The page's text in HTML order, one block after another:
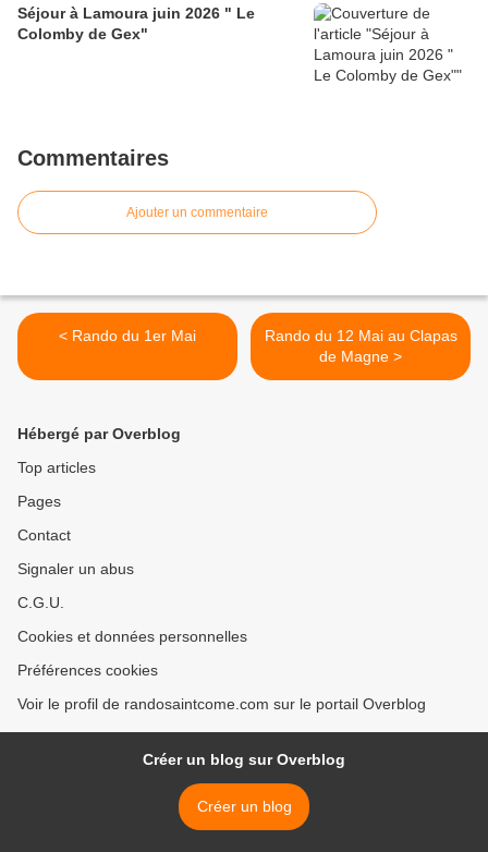
Séjour à Lamoura juin 2026 " Le
Colomby de Gex"
Commentaires
Ajouter un commentaire
< Rando du 1er Mai
Rando du 12 Mai au Clapas
de Magne >
Hébergé par Overblog
Top articles
Pages
Contact
Signaler un abus
C.G.U.
Cookies et données personnelles
Préférences cookies
Voir le profil de randosaintcome.com sur le portail Overblog
Créer un blog sur Overblog
Créer un blog